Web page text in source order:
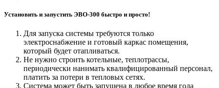
Установить и запустить ЭВО-300 быстро и просто!
Для запуска системы требуются только
электроснабжение и готовый каркас помещения,
который будет отапливаться.
Не нужно строить котельные, теплотрассы,
периодически нанимать квалифицированный персонал,
платить за потери в тепловых сетях.
Система может быть запущена в любое время года